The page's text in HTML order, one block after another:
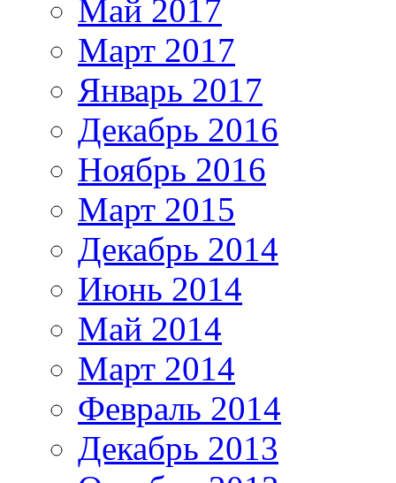
Май 2017
Март 2017
Январь 2017
Декабрь 2016
Ноябрь 2016
Март 2015
Декабрь 2014
Июнь 2014
Май 2014
Март 2014
Февраль 2014
Декабрь 2013